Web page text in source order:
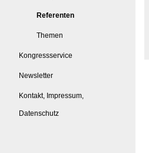
Referenten
Themen
Kongressservice
Newsletter
Kontakt, Impressum,
Datenschutz